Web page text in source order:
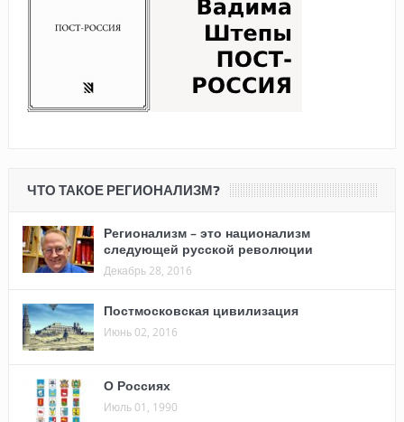
ЧТО ТАКОЕ РЕГИОНАЛИЗМ?
Регионализм – это национализм
следующей русской революции
Декабрь 28, 2016
Постмосковская цивилизация
Июнь 02, 2016
О Россиях
Июль 01, 1990